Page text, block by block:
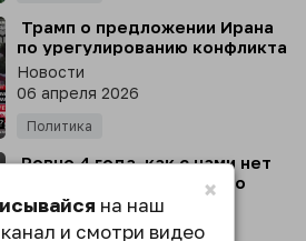
⁣ Трамп о предложении Ирана
по урегулированию конфликта
Новости
06 апреля 2026
Политика
⁣ Ровно 4 года, как с нами нет
Владимира Жириновского
Новости
06 апреля 2026
×
на наш
и смотри видео